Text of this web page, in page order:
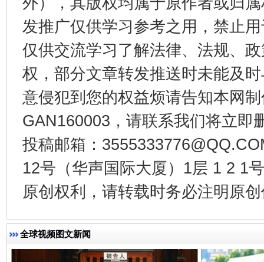
发推广仅供学习参考之用，禁止
仅供交流学习了解法律、法规、
权，部分文章转发推送时未能及
意侵犯到您的权益烦请告知本网
GAN160003，请联系我们将立即
投稿邮箱：
12号（华声国际大厦）1层 1 2 1
原创权利，请转载时务必注明原
全球视频图文新闻
揭开“小金库”的免责幌子
受贿1.44亿！段成刚被判无期 从幼